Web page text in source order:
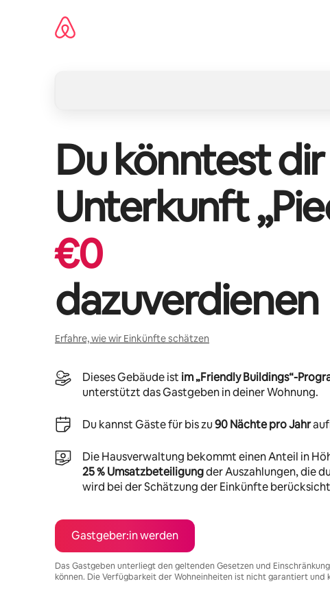
Du könntest
Unterkunft „
€0
dazuverdienen
Erfahre, wie wir Einkünfte schätzen
Dieses Gebäude ist im „Friendly Buildings“-
unterstützt das Gastgeben in deiner Wohnung.
Du kannst Gäste für bis zu90 Nächte pro Jahr
Die Hausverwaltung bekommt einen Anteil in
25 % Umsatzbeteiligungder Auszahlungen, die
wird bei der Schätzung der Einkünfte
Gastgeber:in werden
Das Gastgeben unterliegt den geltenden Gesetzen und
können. Die Verfügbarkeit der Wohneinheiten ist nicht garantiert und